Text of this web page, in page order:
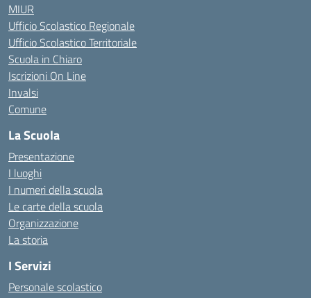
MIUR
Ufficio Scolastico Regionale
Ufficio Scolastico Territoriale
Scuola in Chiaro
Iscrizioni On Line
Invalsi
Comune
La Scuola
Presentazione
I luoghi
I numeri della scuola
Le carte della scuola
Organizzazione
La storia
I Servizi
Personale scolastico